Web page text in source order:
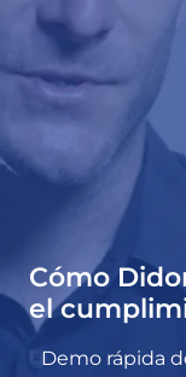
Cómo
el
Demo rápida